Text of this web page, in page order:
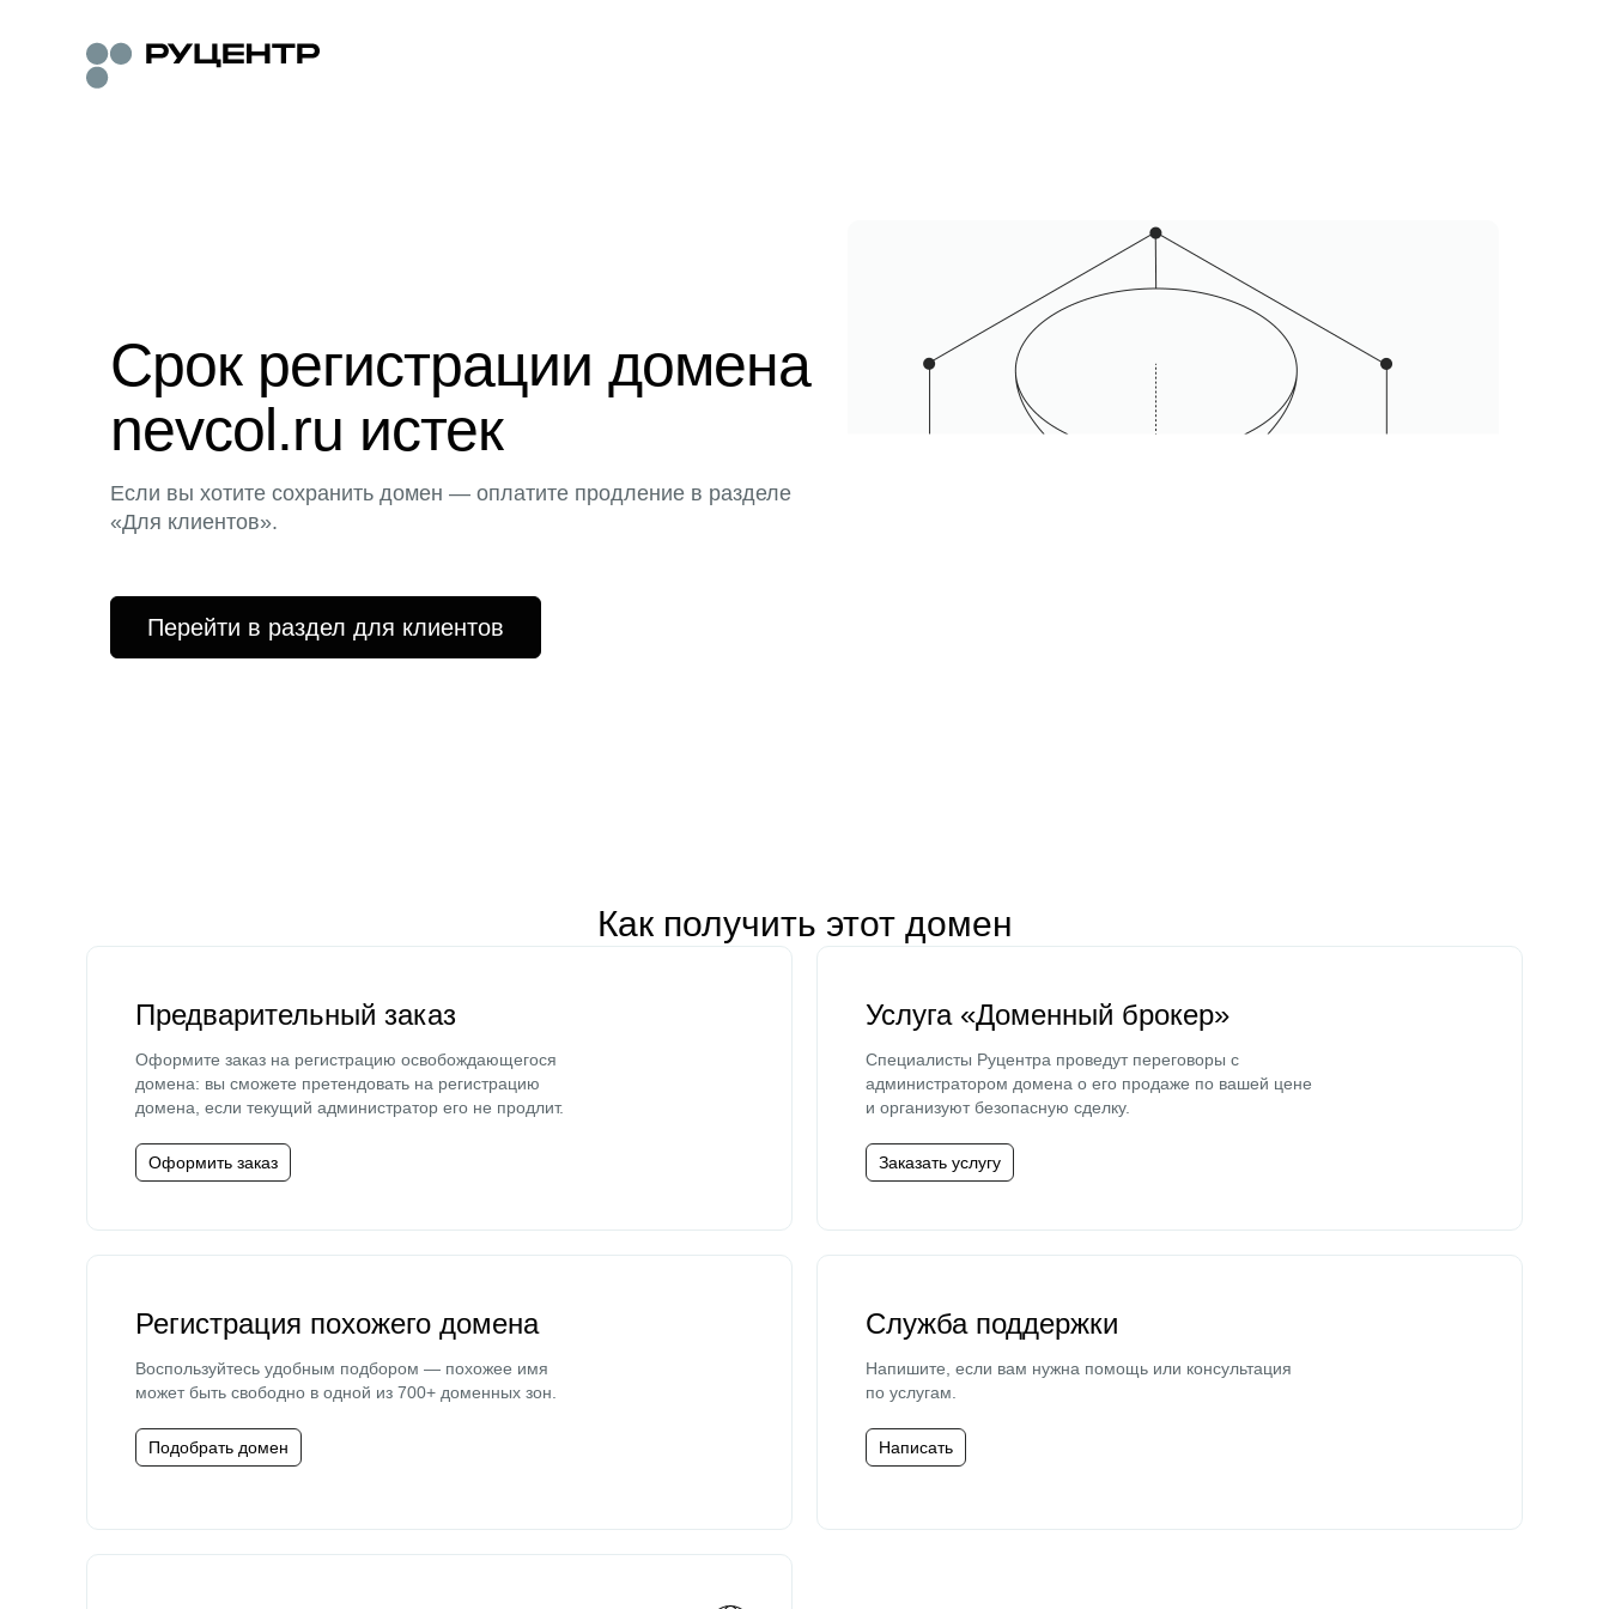
Срок регистрации домена
nevcol.ru истек
Если вы хотите сохранить домен — оплатите продление в разделе
«Для клиентов».
Перейти в раздел для клиентов
Как получить этот домен
Предварительный заказ
Оформите заказ на регистрацию освобождающегося
домена: вы сможете претендовать на регистрацию
домена, если текущий администратор его не продлит.
Оформить заказ
Услуга «Доменный брокер»
Специалисты Руцентра проведут переговоры с
администратором домена о его продаже по вашей цене
и организуют безопасную сделку.
Заказать услугу
Регистрация похожего домена
Воспользуйтесь удобным подбором — похожее имя
может быть свободно в одной из 700+ доменных зон.
Подобрать домен
Служба поддержки
Напишите, если вам нужна помощь или консультация
по услугам.
Написать